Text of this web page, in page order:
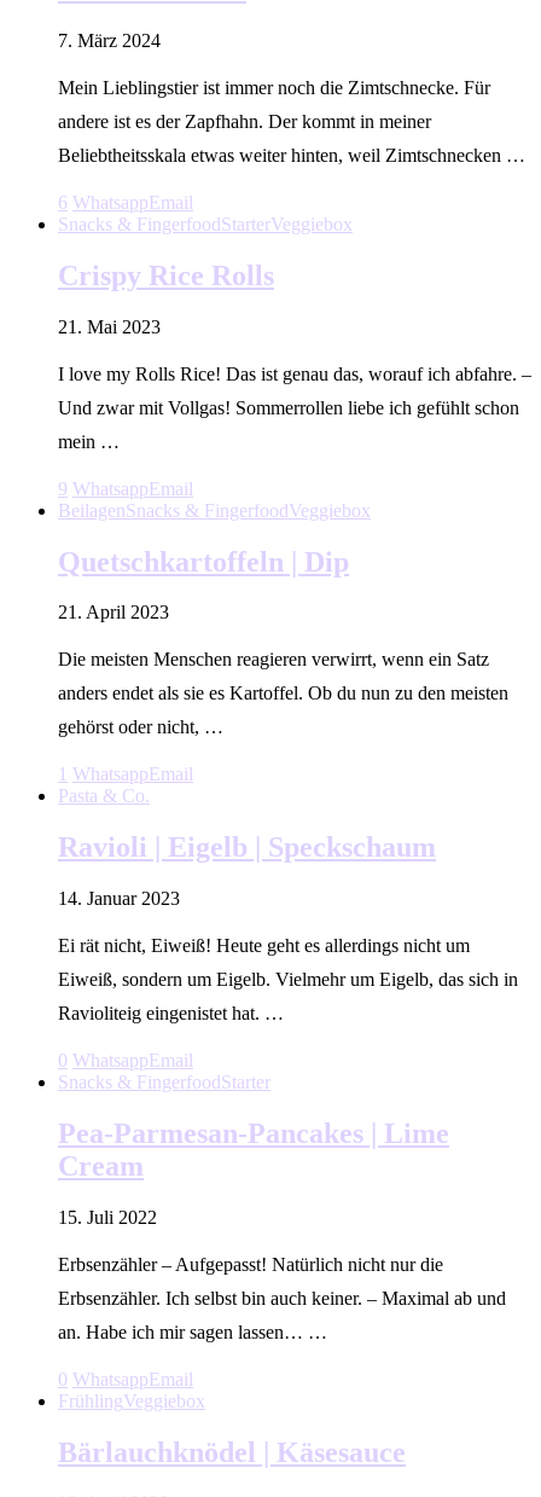
7. März 2024
Mein Lieblingstier ist immer noch die Zimtschnecke. Für
andere ist es der Zapfhahn. Der kommt in meiner
Beliebtheitsskala etwas weiter hinten, weil Zimtschnecken …
6 WhatsappEmail
Snacks & FingerfoodStarterVeggiebox
Crispy Rice Rolls
21. Mai 2023
I love my Rolls Rice! Das ist genau das, worauf ich abfahre. –
Und zwar mit Vollgas! Sommerrollen liebe ich gefühlt schon
mein …
9 WhatsappEmail
BeilagenSnacks & FingerfoodVeggiebox
Quetschkartoffeln | Dip
21. April 2023
Die meisten Menschen reagieren verwirrt, wenn ein Satz
anders endet als sie es Kartoffel. Ob du nun zu den meisten
gehörst oder nicht, …
1 Whatsapp Email
Pasta & Co.
Ravioli | Eigelb | Speckschaum
14. Januar 2023
Ei rät nicht, Eiweiß! Heute geht es allerdings nicht um
Eiweiß, sondern um Eigelb. Vielmehr um Eigelb, das sich in
Ravioliteig eingenistet hat. …
0 WhatsappEmail
Snacks & FingerfoodStarter
Pea-Parmesan-Pancakes | Lime
Cream
15. Juli 2022
Erbsenzähler – Aufgepasst! Natürlich nicht nur die
Erbsenzähler. Ich selbst bin auch keiner. – Maximal ab und
an. Habe ich mir sagen lassen… …
0 WhatsappEmail
FrühlingVeggiebox
Bärlauchknödel | Käsesauce